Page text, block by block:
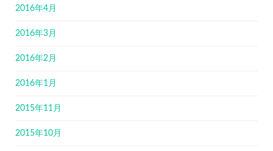
2016年4月
2016年3月
2016年2月
2016年1月
2015年11月
2015年10月